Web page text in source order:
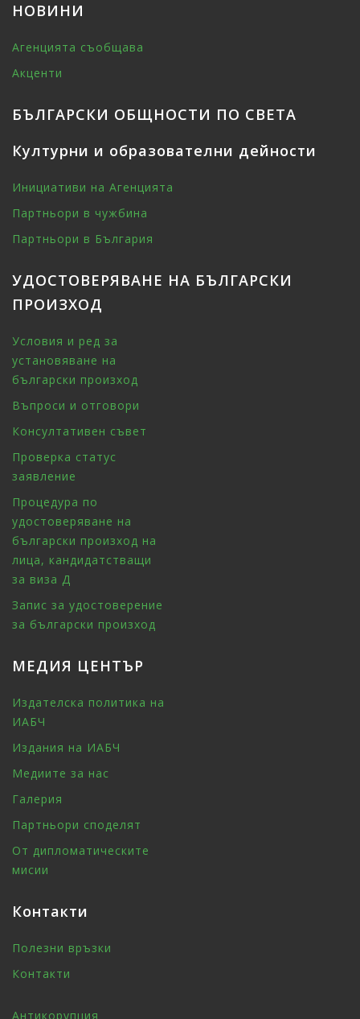
НОВИНИ
Агенцията съобщава
Акценти
БЪЛГАРСКИ ОБЩНОСТИ ПО СВЕТА
Културни и образователни дейности
Инициативи на Агенцията
Партньори в чужбина
Партньори в България
УДОСТОВЕРЯВАНЕ НА БЪЛГАРСКИ
ПРОИЗХОД
Условия и ред за
установяване на
български произход
Въпроси и отговори
Консултативен съвет
Проверка статус
заявление
Процедура по
удостоверяване на
български произход на
лица, кандидатстващи
за виза Д
Запис за удостоверение
за български произход
МЕДИЯ ЦЕНТЪР
Издателска политика на
ИАБЧ
Издания на ИАБЧ
Медиите за нас
Галерия
Партньори споделят
От дипломатическите
мисии
Контакти
Полезни връзки
Контакти
Антикорупция